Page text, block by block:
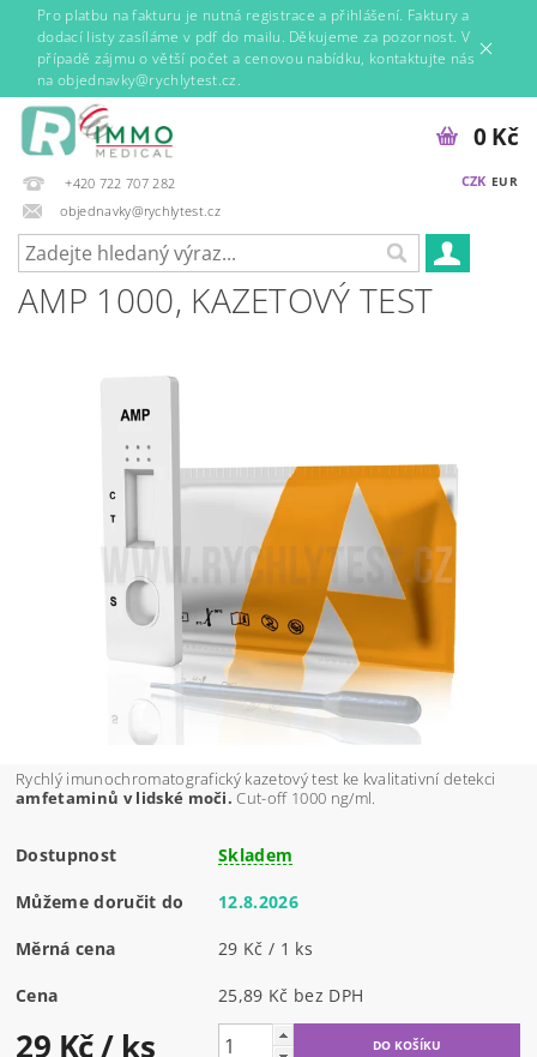
Pro platbu na fakturu je nutná registrace a přihlášení. Faktury a
dodací listy zasíláme v pdf do mailu. Děkujeme za pozornost. V
případě zájmu o větší počet a cenovou nabídku, kontaktujte nás
na objednavky@rychlytest.cz.
+420 722 707 282
objednavky@rychlytest.cz
CZK EUR
0 Kč
AMP 1000, KAZETOVÝ TEST
Rychlý imunochromatografický kazetový test ke kvalitativní detekci
amfetaminů v lidské moči.Cut-off 1000 ng/ml.
Dostupnost Skladem
Můžeme doručit do 12.8.2026
Měrná cena 29 Kč / 1 ks
Cena 25,89 Kč bez DPH
29 Kč/ ks